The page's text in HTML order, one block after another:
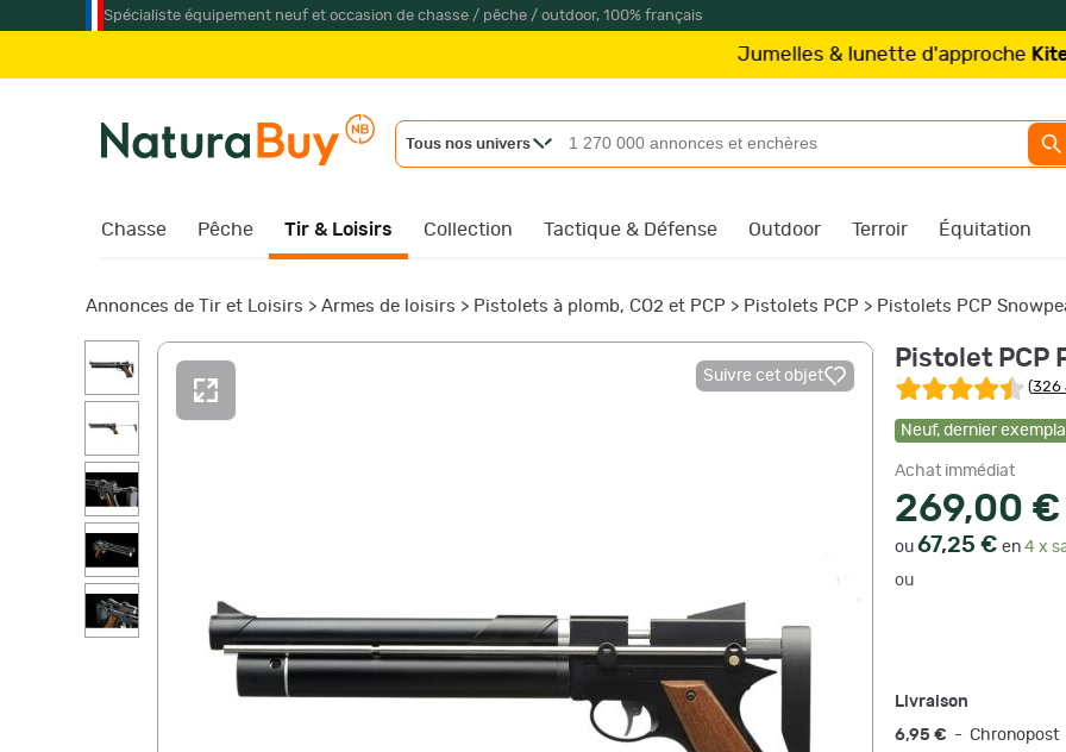
Spécialiste équipement neuf et occasion de chasse / pêche / outdoor, 100% français
Jumelles & lunette d'approcheKite Optics à
Tous nos univers
Chasse Pêche Tir & Loisirs Collection Tactique & Défense Outdoor Terroir Équitation
Annonces de Tir et Loisirs > Armes de loisirs > Pistolets à plomb, CO2 et PCP > Pistolets PCP > Pistolets PCP
Suivre cet objet
Pistolet PCP
(326
Neuf, dernier
Achat immédiat
269,00 €
ou 67,25 € en 4 x
ou
Livraison
6,95 € - Chronopost